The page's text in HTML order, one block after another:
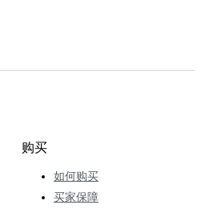
购买
如何购买
买家保障